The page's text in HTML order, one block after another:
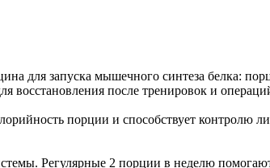
для запуска мышечного синтеза белка:
восстановления после тренировок и
порции и способствует контролю
Регулярные 2 порции в неделю